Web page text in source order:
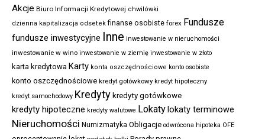
Akcje Biuro Informacji Kredytowej chwilówki
dzienna kapitalizacja odsetek finanse osobiste forex Fundusze
fundusze inwestycyjne Inne inwestowanie w nieruchomości
inwestowanie w wino inwestowanie w ziemię inwestowanie w złoto
karta kredytowa Karty konta oszczędnościowe konto osobiste
konto oszczędnościowe kredyt gotówkowy kredyt hipoteczny
kredyt samochodowy Kredyty kredyty gotówkowe
kredyty hipoteczne kredyty walutowe Lokatylokaty terminowe
Nieruchomości Numizmatyka Obligacje odwrócona hipoteka OFE